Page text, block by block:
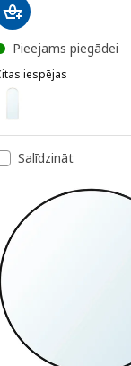
Pieejams piegādei
iespējas
LINDBYN,
Salīdzināt